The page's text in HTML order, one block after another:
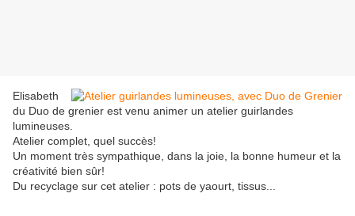
Elisabeth
du Duo de grenier est venu animer un atelier guirlandes
lumineuses.
Atelier complet, quel succès!
Un moment très sympathique, dans la joie, la bonne humeur et la
créativité bien sûr!
Du recyclage sur cet atelier : pots de yaourt, tissus...